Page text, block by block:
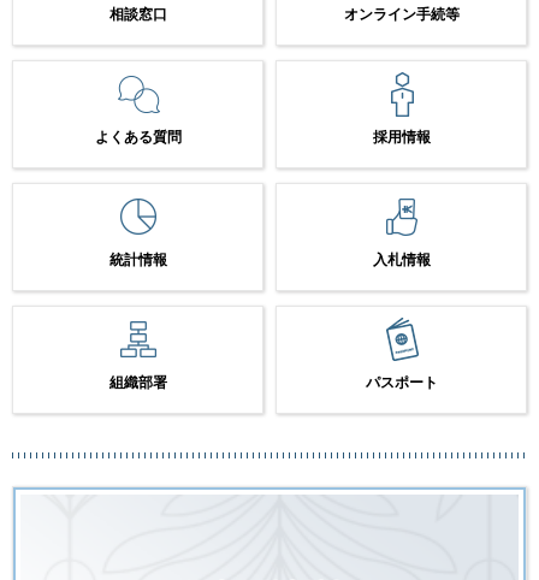
相談窓口 オンライン手続等
よくある質問 採用情報
統計情報 入札情報
組織部署 パスポート